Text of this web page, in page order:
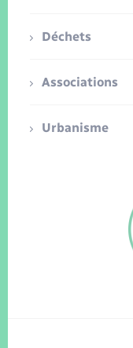
Déchets
Associations
Urbanisme